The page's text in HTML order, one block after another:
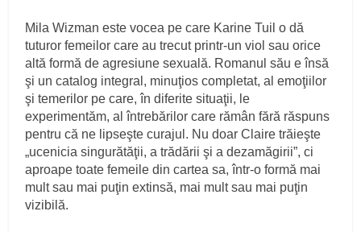
Mila Wizman este vocea pe care Karine Tuil o dă
tuturor femeilor care au trecut printr-un viol sau orice
altă formă de agresiune sexuală. Romanul său e însă
şi un catalog integral, minuţios completat, al emoţiilor
şi temerilor pe care, în diferite situaţii, le
experimentăm, al întrebărilor care rămân fără răspuns
pentru că ne lipseşte curajul. Nu doar Claire trăieşte
„ucenicia singurătăţii, a trădării şi a dezamăgirii”, ci
aproape toate femeile din cartea sa, într-o formă mai
mult sau mai puţin extinsă, mai mult sau mai puţin
vizibilă.